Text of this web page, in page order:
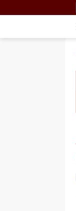
ke